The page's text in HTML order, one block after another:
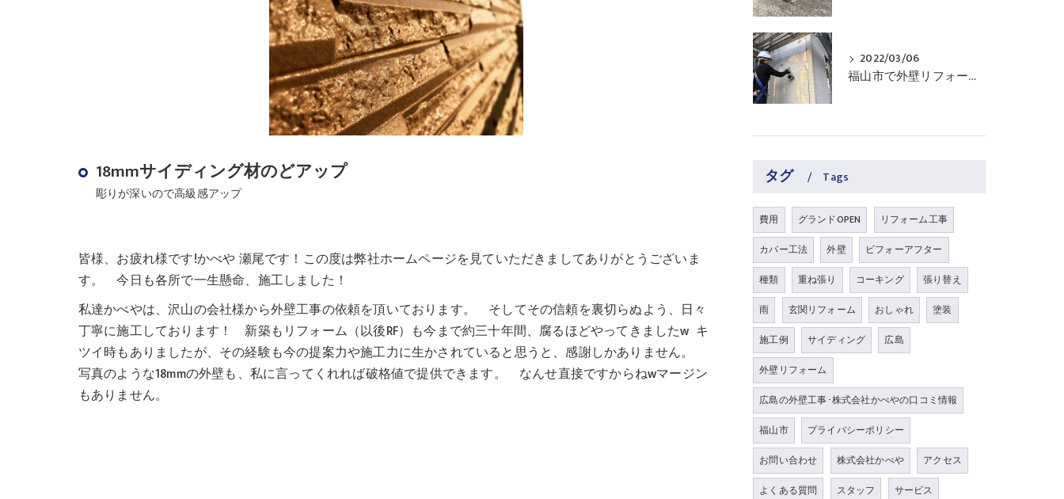
18mmサイディング材のどアップ
彫りが深いので高級感アップ
皆様、お疲れ様です!かべや 瀬尾です！この度は弊社ホームページを見ていただきましてありがとうございま
す。 今日も各所で一生懸命、施工しました！
私達かべやは、沢山の会社様から外壁工事の依頼を頂いております。 そしてその信頼を裏切らぬよう、日々
丁寧に施工しております！ 新築もリフォーム（以後RF）も今まで約三十年間、腐るほどやってきましたw キ
ツイ時もありましたが、その経験も今の提案力や施工力に生かされていると思うと、感謝しかありません。
写真のような18mmの外壁も、私に言ってくれれば破格値で提供できます。 なんせ直接ですからねwマージン
もありません。
2022/03/06
福山市で外壁リフォーム工事といえば株式会社かべやにお任せ！塗装も張替えも、30年の実績とおしゃれな外壁施工例、沢山もあります！
タグ Tags
費用 グランドOPEN
リフォーム工事
カバー工法
外壁
ビフォーアフター
種類
重ね張り コーキング
張り替え
雨
玄関リフォーム おしゃれ
塗装
施工例
サイディング
広島
外壁リフォーム
広島の外壁工事･株式会社かべやの口コミ情報
福山市
プライバシーポリシー
お問い合わせ
株式会社かべや
アクセス
よくある質問
スタッフ
サービス